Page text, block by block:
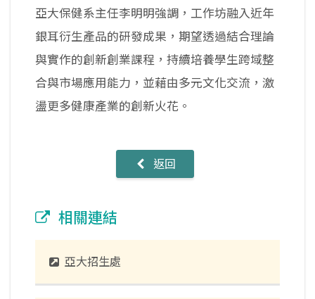
亞大保健系主任李明明強調，工作坊融入近年
銀耳衍生產品的研發成果，期望透過結合理論
與實作的創新創業課程，持續培養學生跨域整
合與市場應用能力，並藉由多元文化交流，激
盪更多健康產業的創新火花。
返回
相關連結
亞大招生處